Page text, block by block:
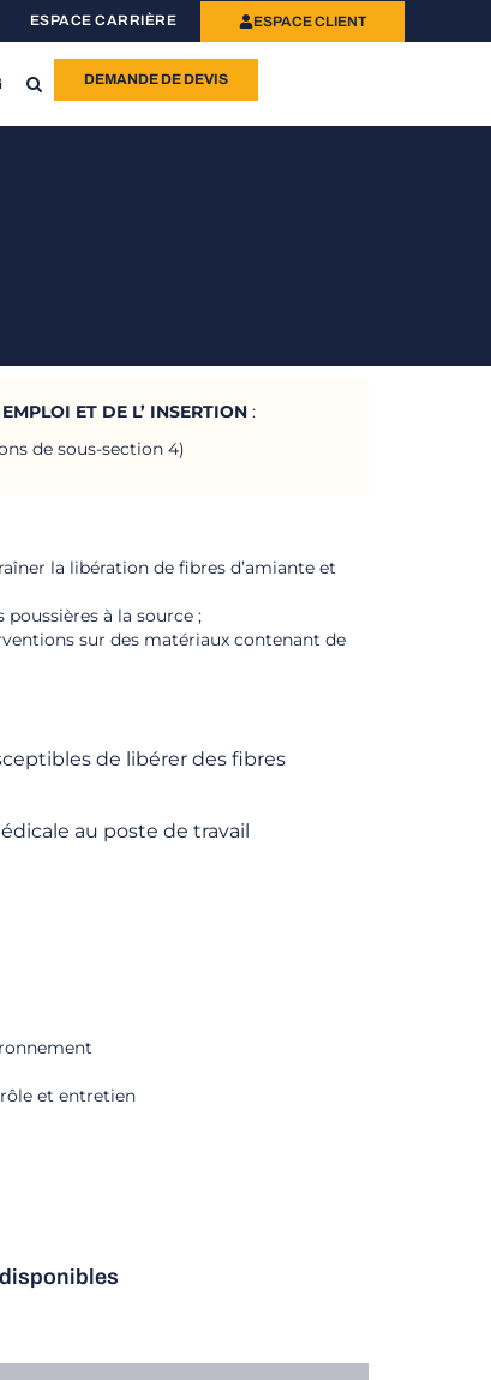
ESPACE CARRIÈRE ESPACE CLIENT
DEMANDE DE DEVIS
ET DE L’ INSERTION :
de sous-section 4)
la libération de fibres d’amiante et
à la source ;
sur des matériaux contenant de
de libérer des fibres
au poste de travail
et entretien